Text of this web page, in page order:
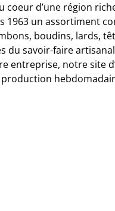
coeur d’une région
1963 un assortiment
boudins, lards,
du savoir-faire
entreprise, notre site